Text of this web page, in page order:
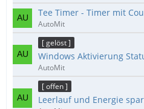
Tee Timer - Timer mit
AutoMit
[ gelöst ]
Windows Aktivierung
AutoMit
[ offen ]
Leerlauf und Energie